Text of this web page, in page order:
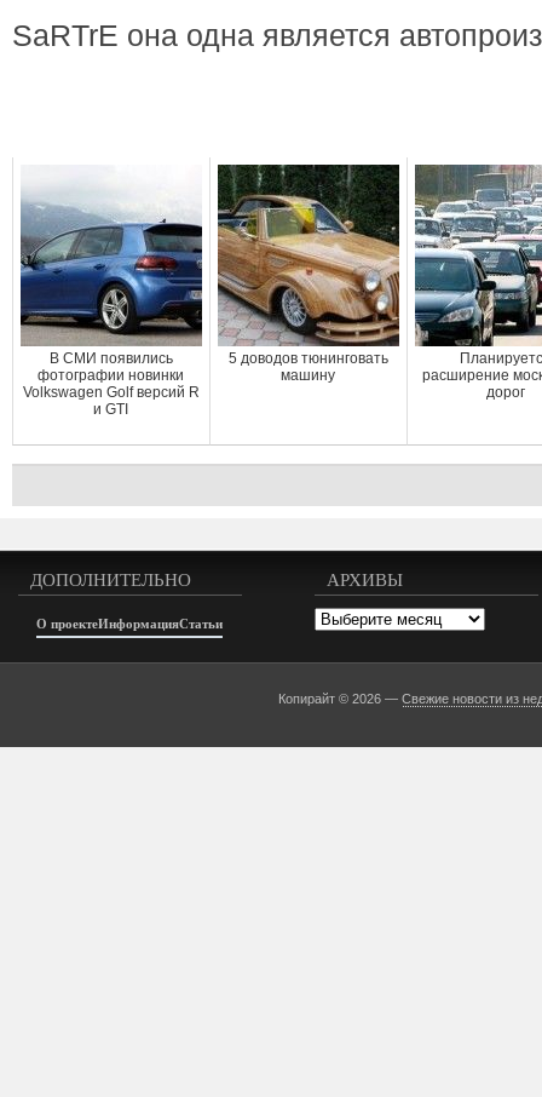
SaRTrE она одна является
В СМИ появились
фотографии новинки
Volkswagen Golf версий R
и GTI
5 доводов тюнинговать
машину
расширение
дорог
ДОПОЛНИТЕЛЬНО
О проектеИнформацияСтатьи
АРХИВЫ
Архивы
Копирайт © 2026 —Свежие новости из